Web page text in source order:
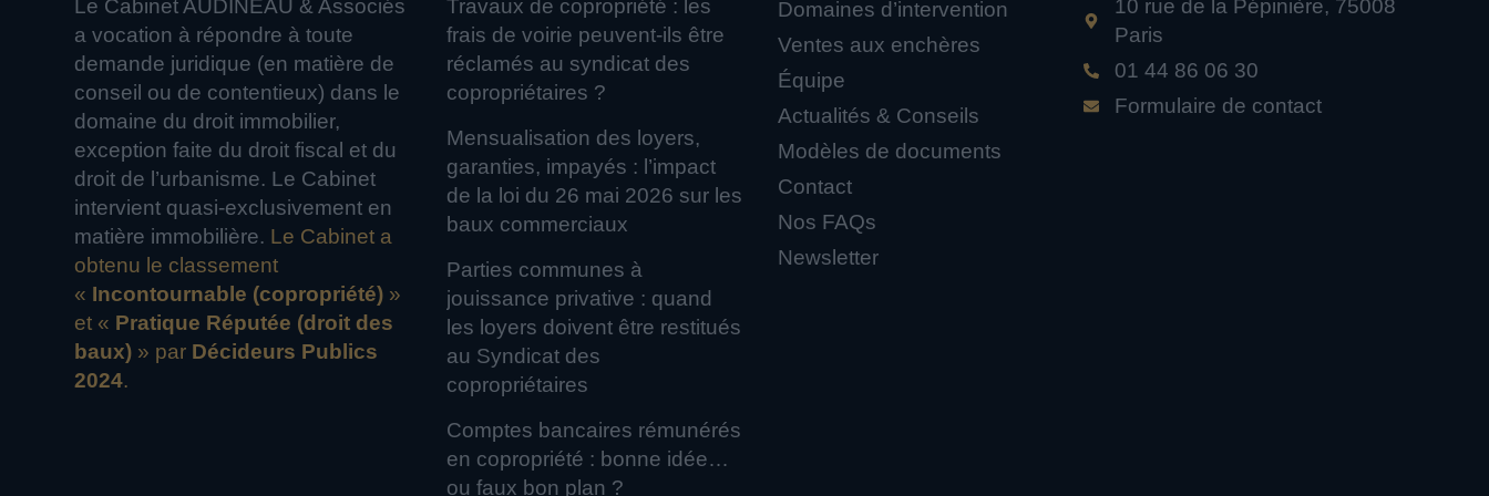
Le Cabinet AUDINEAU & Associés
a vocation à répondre à toute
demande juridique (en matière de
conseil ou de contentieux) dans le
domaine du droit immobilier,
exception faite du droit fiscal et du
droit de l’urbanisme. Le Cabinet
intervient quasi-exclusivement en
matière immobilière. Le Cabinet a
obtenu le classement
« Incontournable (copropriété) »
et « Pratique Réputée (droit des
baux) » par Décideurs Publics
2024.
Travaux de copropriété : les
frais de voirie peuvent-ils être
réclamés au syndicat des
copropriétaires ?
Mensualisation des loyers,
garanties, impayés : l’impact
de la loi du 26 mai 2026 sur les
baux commerciaux
Parties communes à
jouissance privative : quand
les loyers doivent être restitués
au Syndicat des
copropriétaires
Comptes bancaires rémunérés
en copropriété : bonne idée…
ou faux bon plan ?
Domaines d’intervention
Ventes aux enchères
Équipe
Actualités & Conseils
Modèles de documents
Contact
Nos FAQs
Newsletter
10 rue de la Pépinière, 75008
Paris
01 44 86 06 30
Formulaire de contact